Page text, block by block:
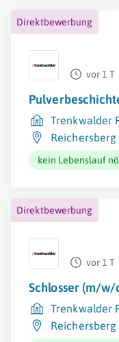
Direktbewerbung
vor 1 T
Trenkwalder
Reichersberg
kein Lebenslauf
Direktbewerbung
vor 1 T
Schlosser (m/w/
Trenkwalder
Reichersberg